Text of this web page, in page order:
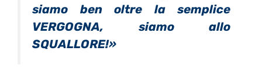
siamo ben oltre la semplice
VERGOGNA, siamo allo
SQUALLORE!»